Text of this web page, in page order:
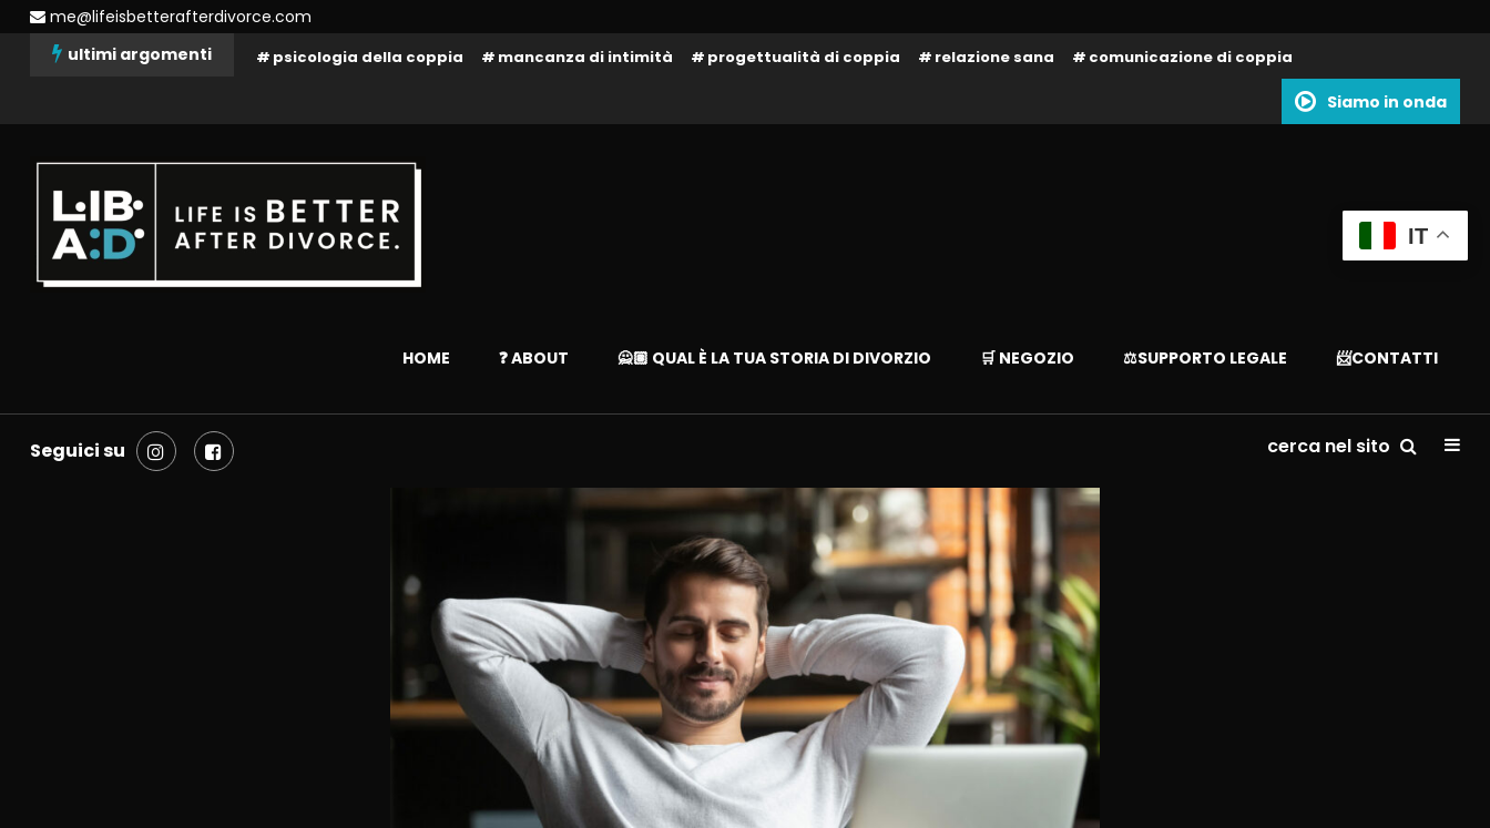
Skip
me@lifeisbetterafterdivorce.com
ultimi argomenti
psicologia della coppia mancanza di intimità progettualità di coppia relazione sana comunicazione di coppia
Siamo in onda
HOME ❓ ABOUT 🙅🏽 QUAL È LA TUA STORIA DI DIVORZIO 🛒 NEGOZIO ⚖️SUPPORTO LEGALE 📨CONTATTI
Seguici su cerca nel sito
IT